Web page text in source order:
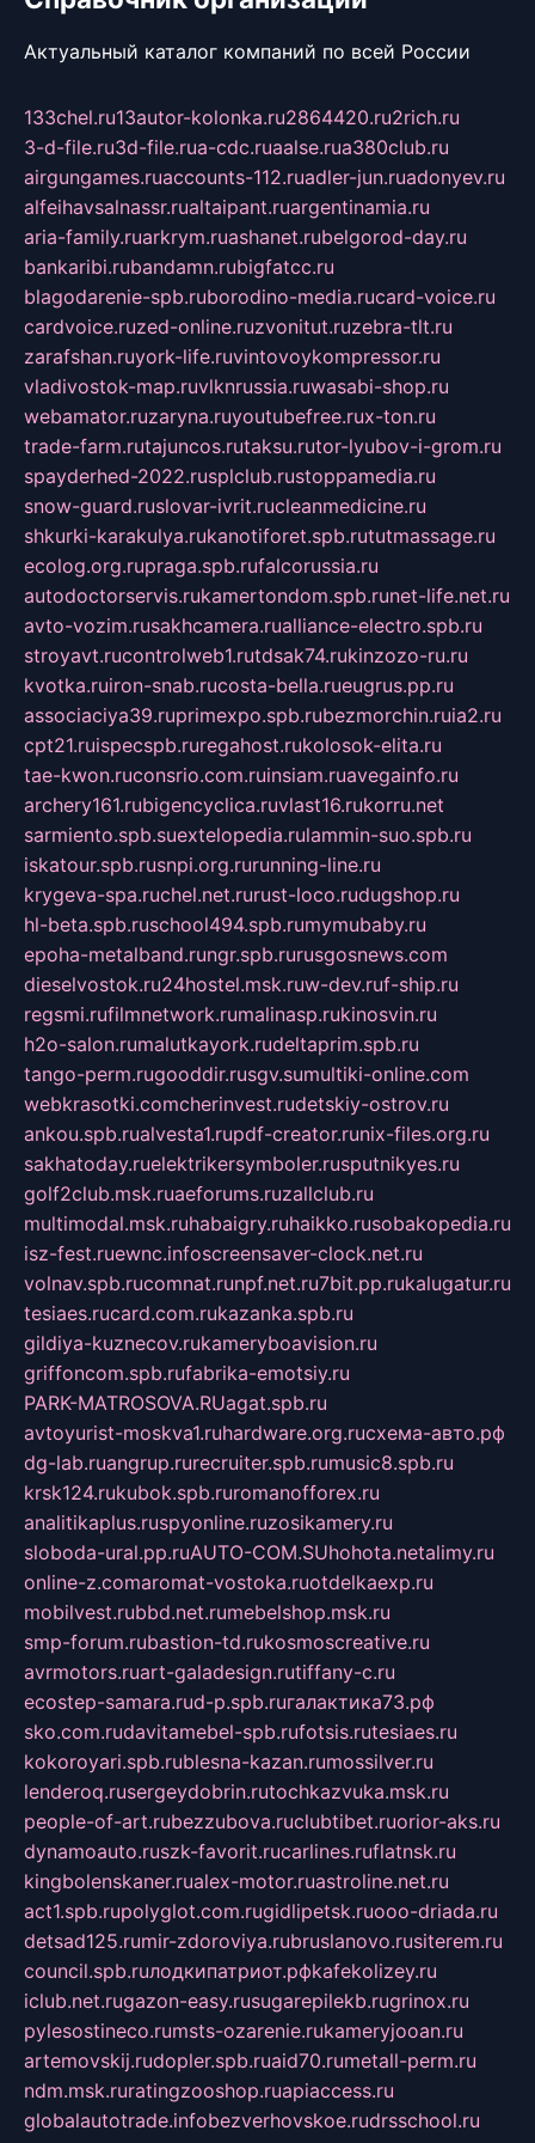
Актуальный каталог компаний по всей России
133chel.ru13autor-kolonka.ru2864420.ru2rich.ru
3-d-file.ru3d-file.rua-cdc.ruaalse.rua380club.ru
airgungames.ruaccounts-112.ruadler-jun.ruadonyev.ru
alfeihavsalnassr.rualtaipant.ruargentinamia.ru
aria-family.ruarkrym.ruashanet.rubelgorod-day.ru
bankaribi.rubandamn.rubigfatcc.ru
blagodarenie-spb.ruborodino-media.rucard-voice.ru
cardvoice.ruzed-online.ruzvonitut.ruzebra-tlt.ru
zarafshan.ruyork-life.ruvintovoykompressor.ru
vladivostok-map.ruvlknrussia.ruwasabi-shop.ru
webamator.ruzaryna.ruyoutubefree.rux-ton.ru
trade-farm.rutajuncos.rutaksu.rutor-lyubov-i-grom.ru
spayderhed-2022.rusplclub.rustoppamedia.ru
snow-guard.ruslovar-ivrit.rucleanmedicine.ru
shkurki-karakulya.rukanotiforet.spb.rututmassage.ru
ecolog.org.rupraga.spb.rufalcorussia.ru
autodoctorservis.rukamertondom.spb.runet-life.net.ru
avto-vozim.rusakhcamera.rualliance-electro.spb.ru
stroyavt.rucontrolweb1.rutdsak74.rukinzozo-ru.ru
kvotka.ruiron-snab.rucosta-bella.rueugrus.pp.ru
associaciya39.ruprimexpo.spb.rubezmorchin.ruia2.ru
cpt21.ruispecspb.ruregahost.rukolosok-elita.ru
tae-kwon.ruconsrio.com.ruinsiam.ruavegainfo.ru
archery161.rubigencyclica.ruvlast16.rukorru.net
sarmiento.spb.suextelopedia.rulammin-suo.spb.ru
iskatour.spb.rusnpi.org.rurunning-line.ru
krygeva-spa.ruchel.net.rurust-loco.rudugshop.ru
hl-beta.spb.ruschool494.spb.rumymubaby.ru
epoha-metalband.rungr.spb.rurusgosnews.com
dieselvostok.ru24hostel.msk.ruw-dev.ruf-ship.ru
regsmi.rufilmnetwork.rumalinasp.rukinosvin.ru
h2o-salon.rumalutkayork.rudeltaprim.spb.ru
tango-perm.rugooddir.rusgv.sumultiki-online.com
webkrasotki.comcherinvest.rudetskiy-ostrov.ru
ankou.spb.rualvesta1.rupdf-creator.runix-files.org.ru
sakhatoday.ruelektrikersymboler.rusputnikyes.ru
golf2club.msk.ruaeforums.ruzallclub.ru
multimodal.msk.ruhabaigry.ruhaikko.rusobakopedia.ru
isz-fest.ruewnc.infoscreensaver-clock.net.ru
volnav.spb.rucomnat.runpf.net.ru7bit.pp.rukalugatur.ru
tesiaes.rucard.com.rukazanka.spb.ru
gildiya-kuznecov.rukameryboavision.ru
griffoncom.spb.rufabrika-emotsiy.ru
PARK-MATROSOVA.RUagat.spb.ru
avtoyurist-moskva1.ruhardware.org.ruсхема-авто.рф
dg-lab.ruangrup.rurecruiter.spb.rumusic8.spb.ru
krsk124.rukubok.spb.ruromanofforex.ru
analitikaplus.ruspyonline.ruzosikamery.ru
sloboda-ural.pp.ruAUTO-COM.SUhohota.netalimy.ru
online-z.comaromat-vostoka.ruotdelkaexp.ru
mobilvest.rubbd.net.rumebelshop.msk.ru
smp-forum.rubastion-td.rukosmoscreative.ru
avrmotors.ruart-galadesign.rutiffany-c.ru
ecostep-samara.rud-p.spb.ruгалактика73.рф
sko.com.rudavitamebel-spb.rufotsis.rutesiaes.ru
kokoroyari.spb.rublesna-kazan.rumossilver.ru
lenderoq.rusergeydobrin.rutochkazvuka.msk.ru
people-of-art.rubezzubova.ruclubtibet.ruorior-aks.ru
dynamoauto.ruszk-favorit.rucarlines.ruflatnsk.ru
kingbolenskaner.rualex-motor.ruastroline.net.ru
act1.spb.rupolyglot.com.rugidlipetsk.ruooo-driada.ru
detsad125.rumir-zdoroviya.rubruslanovo.rusiterem.ru
council.spb.ruлодкипатриот.рфkafekolizey.ru
iclub.net.rugazon-easy.rusugarepilekb.rugrinox.ru
pylesostineco.rumsts-ozarenie.rukameryjooan.ru
artemovskij.rudopler.spb.ruaid70.rumetall-perm.ru
ndm.msk.ruratingzooshop.ruapiaccess.ru
globalautotrade.infobezverhovskoe.rudrsschool.ru